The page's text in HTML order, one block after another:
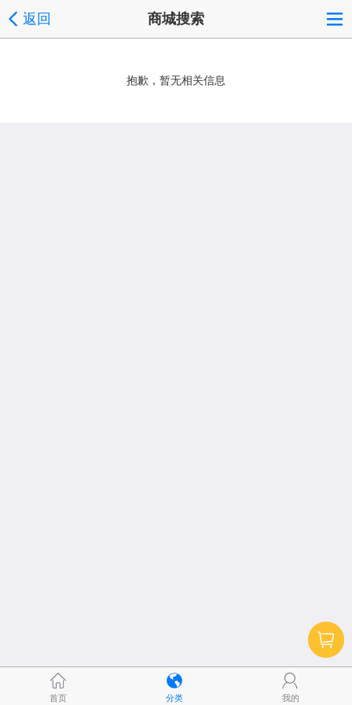
返回 商城搜索
抱歉，暂无相关信息
首页 分类 我的